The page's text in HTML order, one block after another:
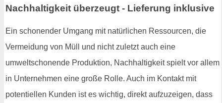
Nachhaltigkeit überzeugt - Lieferung inklusive
Ein schonender Umgang mit natürlichen Ressourcen, die
Vermeidung von Müll und nicht zuletzt auch eine
umweltschonende Produktion, Nachhaltigkeit spielt vor allem
in Unternehmen eine große Rolle. Auch im Kontakt mit
potentiellen Kunden ist es wichtig, direkt aufzuzeigen, dass